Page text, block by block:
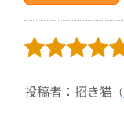
投稿者：招き猫 （